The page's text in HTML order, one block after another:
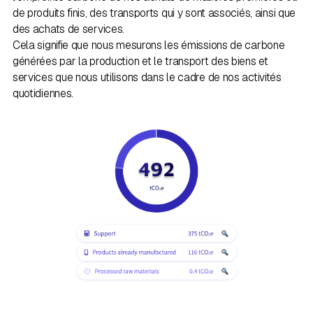
de produits finis, des transports qui y sont associés, ainsi que
des achats de services.
Cela signifie que nous mesurons les émissions de carbone
générées par la production et le transport des biens et
services que nous utilisons dans le cadre de nos activités
quotidiennes.